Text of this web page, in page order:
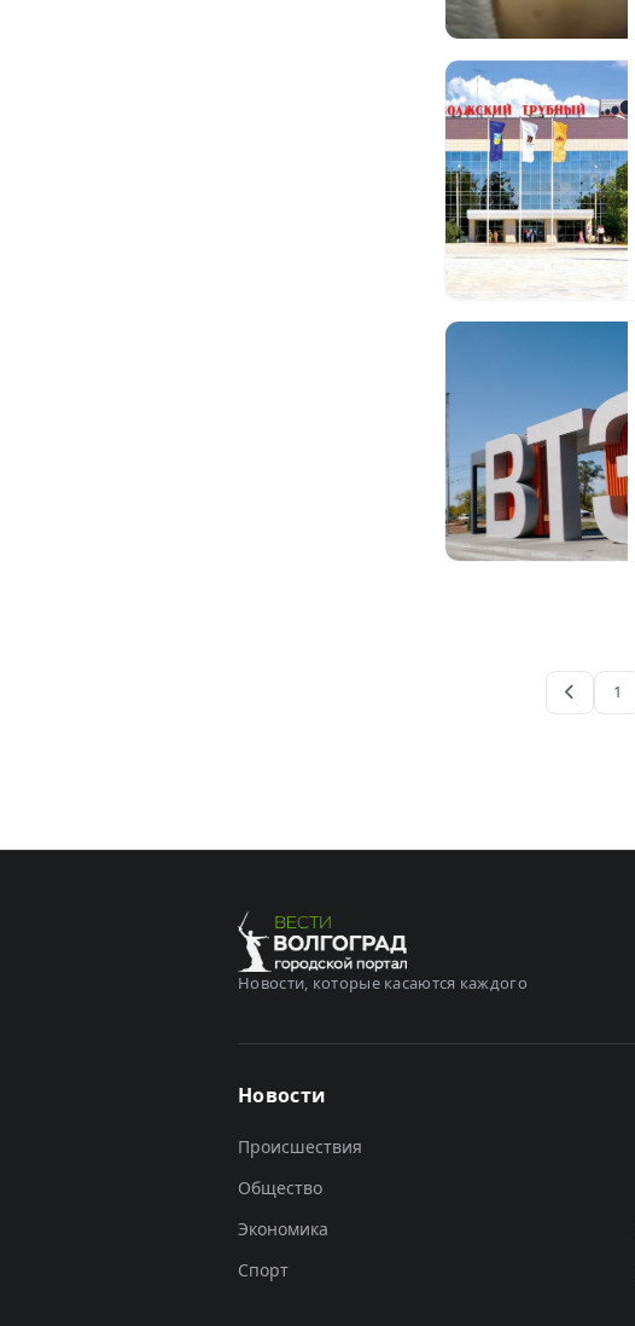
1
Новости, которые касаются каждого
Новости
Происшествия
Общество
Экономика
Спорт